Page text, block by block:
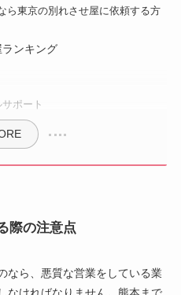
ら東京の別れさせ屋に依頼する方
ンキング
ポート
際の注意点
なら、悪質な営業をしている業